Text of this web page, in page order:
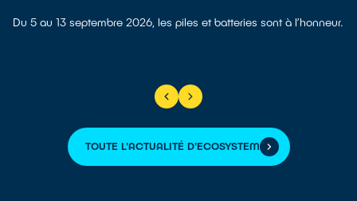
Du 5 au 13 septembre 2026, les piles et batteries sont à l’honneur.
TOUTE L'ACTUALITÉ D'ECOSYSTEM